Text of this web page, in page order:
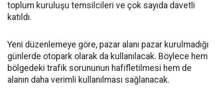
toplum kuruluşu temsilcileri ve çok sayıda davetli
katıldı.
Yeni düzenlemeye göre, pazar alanı pazar kurulmadığı
günlerde otopark olarak da kullanılacak. Böylece hem
bölgedeki trafik sorununun hafifletilmesi hem de
alanın daha verimli kullanılması sağlanacak.